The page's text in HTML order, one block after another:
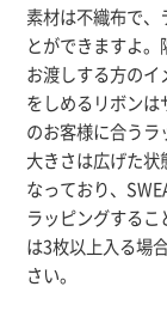
素材は不織布で、
とができますよ。
お渡しする方のイ
をしめるリボンは
のお客様に合うラ
大きさは広げた
なっており、
ラッピングするこ
は3枚以上入る場
さい。